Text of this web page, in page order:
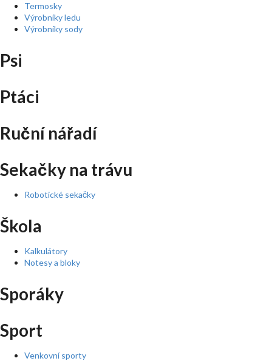
Termosky
Výrobníky ledu
Výrobníky sody
Psi
Ptáci
Ruční nářadí
Sekačky na trávu
Robotické sekačky
Škola
Kalkulátory
Notesy a bloky
Sporáky
Sport
Venkovní sporty